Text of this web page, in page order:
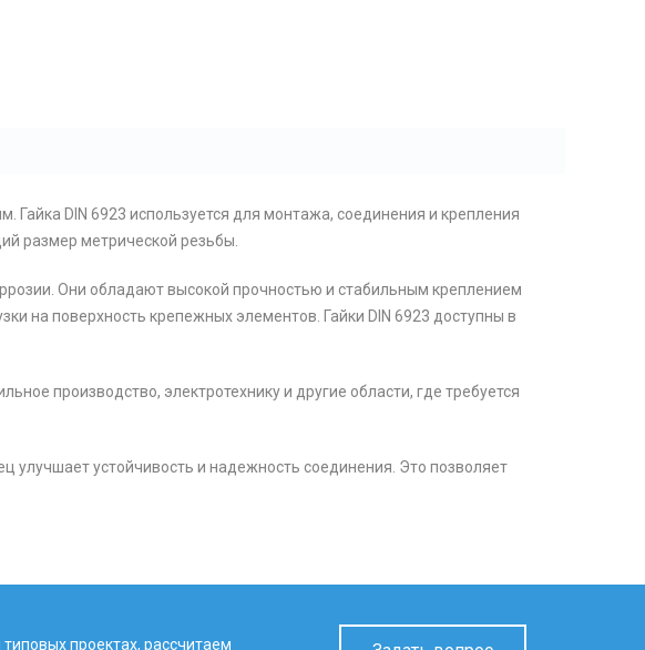
DIN 6923 используется для монтажа, соединения и крепления
размер метрической резьбы.
Они обладают высокой прочностью и стабильным креплением
на поверхность крепежных элементов. Гайки DIN 6923 доступны в
производство, электротехнику и другие области, где требуется
устойчивость и надежность соединения. Это позволяет
проектах, рассчитаем